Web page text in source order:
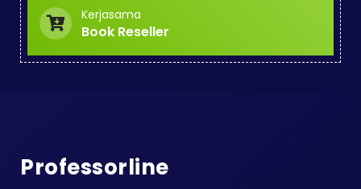
Kerjasama
Book Reseller
Professorline